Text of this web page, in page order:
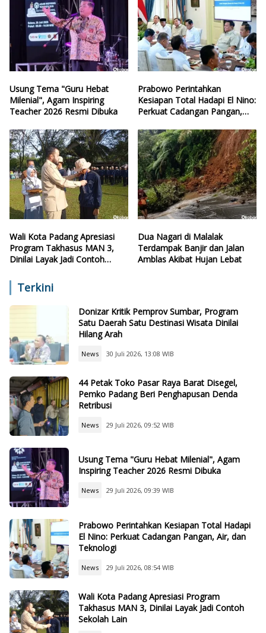
Usung Tema "Guru Hebat
Milenial", Agam Inspiring
Teacher 2026 Resmi Dibuka
Prabowo Perintahkan
Kesiapan Total Hadapi El Nino:
Perkuat Cadangan Pangan,
Wali Kota Padang Apresiasi
Program Takhasus MAN 3,
Dinilai Layak Jadi Contoh
Dua Nagari di Malalak
Terdampak Banjir dan Jalan
Amblas Akibat Hujan Lebat
Terkini
Donizar Kritik Pemprov Sumbar, Program
Satu Daerah Satu Destinasi Wisata Dinilai
Hilang Arah
News 30 Juli 2026, 13:08 WIB
44 Petak Toko Pasar Raya Barat Disegel,
Pemko Padang Beri Penghapusan Denda
Retribusi
News 29 Juli 2026, 09:52 WIB
Usung Tema "Guru Hebat Milenial", Agam
Inspiring Teacher 2026 Resmi Dibuka
News 29 Juli 2026, 09:39 WIB
Prabowo Perintahkan Kesiapan Total Hadapi
El Nino: Perkuat Cadangan Pangan, Air, dan
Teknologi
News 29 Juli 2026, 08:54 WIB
Wali Kota Padang Apresiasi Program
Takhasus MAN 3, Dinilai Layak Jadi Contoh
Sekolah Lain